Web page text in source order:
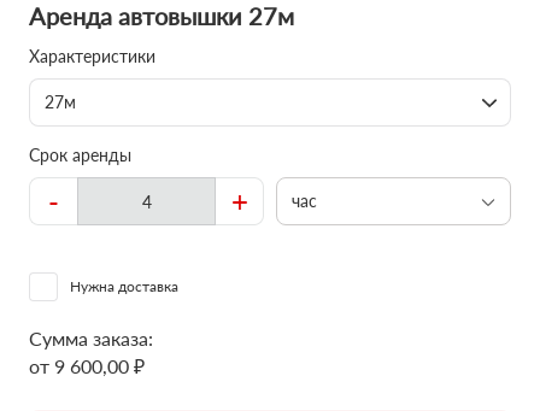
Аренда автовышки 27м
Характеристики
27м
Срок аренды
- + час
Нужна доставка
Сумма заказа:
от 9 600,00 ₽